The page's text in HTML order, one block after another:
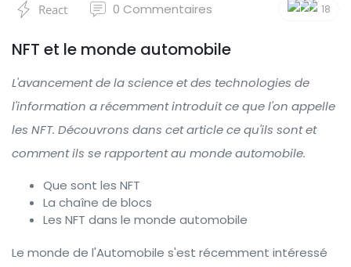
React 0 Commentaires 18
NFT et le monde automobile
L'avancement de la science et des technologies de
l'information a récemment introduit ce que l'on appelle
les NFT. Découvrons dans cet article ce qu'ils sont et
comment ils se rapportent au monde automobile.
Que sont les NFT
La chaîne de blocs
Les NFT dans le monde automobile
Le monde de l'Automobile s'est récemment intéressé